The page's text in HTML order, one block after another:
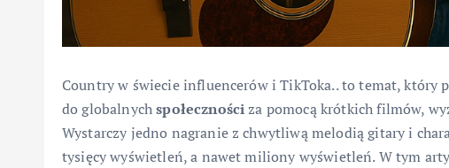
Country w świecie influencerów i TikToka.. to temat, który
do globalnychspołecznościza pomocą krótkich filmów,
Wystarczy jedno nagranie z chwytliwą melodią gitary i
tysięcy wyświetleń, a nawet miliony wyświetleń. W tym